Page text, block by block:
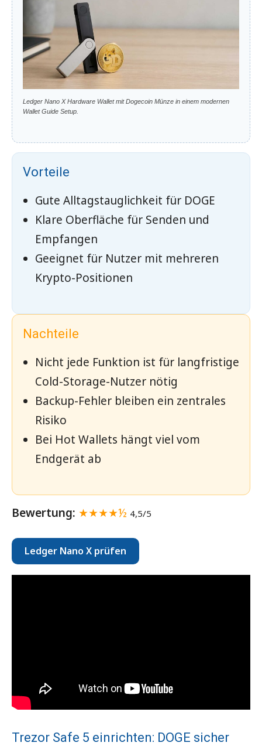
Ledger Nano X Hardware Wallet mit Dogecoin Münze in einem modernen
Wallet Guide Setup.
Vorteile
Gute Alltagstauglichkeit für DOGE
Klare Oberfläche für Senden und
Empfangen
Geeignet für Nutzer mit mehreren
Krypto-Positionen
Nachteile
Nicht jede Funktion ist für langfristige
Cold-Storage-Nutzer nötig
Backup-Fehler bleiben ein zentrales
Risiko
Bei Hot Wallets hängt viel vom
Endgerät ab
Bewertung: ★★★★½ 4,5/5
Ledger Nano X prüfen
Trezor Safe 5 einrichten: DOGE sicher